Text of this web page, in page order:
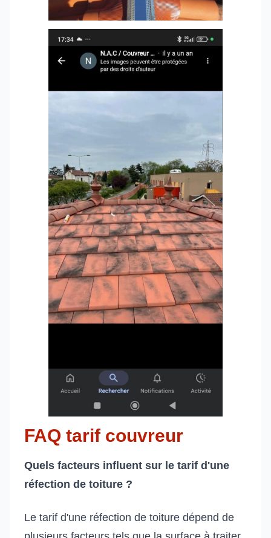
FAQ tarif couvreur
Quels facteurs influent sur le tarif d'une
réfection de toiture ?
Le tarif d'une réfection de toiture dépend de